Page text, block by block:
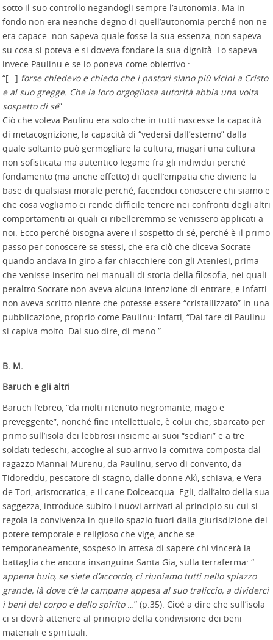
sotto il suo controllo negandogli sempre l’autonomia. Ma in
fondo non era neanche degno di quell’autonomia perché non ne
era capace: non sapeva quale fosse la sua essenza, non sapeva
su cosa si poteva e si doveva fondare la sua dignità. Lo sapeva
invece Paulinu e se lo poneva come obiettivo :
“[…] forse chiedevo e chiedo che i pastori siano più vicini a Cristo
e al suo gregge. Che la loro orgogliosa autorità abbia una volta
sospetto di sé”.
Ciò che voleva Paulinu era solo che in tutti nascesse la capacità
di metacognizione, la capacità di “vedersi dall’esterno” dalla
quale soltanto può germogliare la cultura, magari una cultura
non sofisticata ma autentico legame fra gli individui perché
fondamento (ma anche effetto) di quell’empatia che diviene la
base di qualsiasi morale perché, facendoci conoscere chi siamo e
che cosa vogliamo ci rende difficile tenere nei confronti degli altri
comportamenti ai quali ci ribelleremmo se venissero applicati a
noi. Ecco perché bisogna avere il sospetto di sé, perché è il primo
passo per conoscere se stessi, che era ciò che diceva Socrate
quando andava in giro a far chiacchiere con gli Ateniesi, prima
che venisse inserito nei manuali di storia della filosofia, nei quali
peraltro Socrate non aveva alcuna intenzione di entrare, e infatti
non aveva scritto niente che potesse essere “cristallizzato” in una
pubblicazione, proprio come Paulinu: infatti, “Dal fare di Paulinu
si capiva molto. Dal suo dire, di meno.”
B. M.
Baruch e gli altri
Baruch l’ebreo, “da molti ritenuto negromante, mago e
preveggente”, nonché fine intellettuale, è colui che, sbarcato per
primo sull’isola dei lebbrosi insieme ai suoi “sediari” e a tre
soldati tedeschi, accoglie al suo arrivo la comitiva composta dal
ragazzo Mannai Murenu, da Paulinu, servo di convento, da
Tidoreddu, pescatore di stagno, dalle donne Akì, schiava, e Vera
de Tori, aristocratica, e il cane Dolceacqua. Egli, dall’alto della sua
saggezza, introduce subito i nuovi arrivati al principio su cui si
regola la convivenza in quello spazio fuori dalla giurisdizione del
potere temporale e religioso che vige, anche se
temporaneamente, sospeso in attesa di sapere chi vincerà la
battaglia che ancora insanguina Santa Gia, sulla terraferma: “…
appena buio, se siete d’accordo, ci riuniamo tutti nello spiazzo
grande, là dove c’è la campana appesa al suo traliccio, a dividerci
i beni del corpo e dello spirito…” (p.35). Cioè a dire che sull’isola
ci si dovrà attenere al principio della condivisione dei beni
materiali e spirituali.